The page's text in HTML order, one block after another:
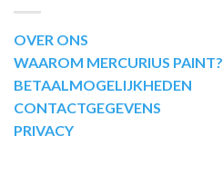
OVER ONS
WAAROM MERCURIUS PAINT?
BETAALMOGELIJKHEDEN
CONTACTGEGEVENS
PRIVACY